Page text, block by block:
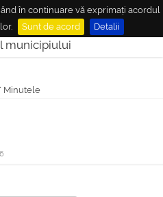
în continuare vă exprimați acordul
Sunt de acord Detalii
municipiului
Minutele